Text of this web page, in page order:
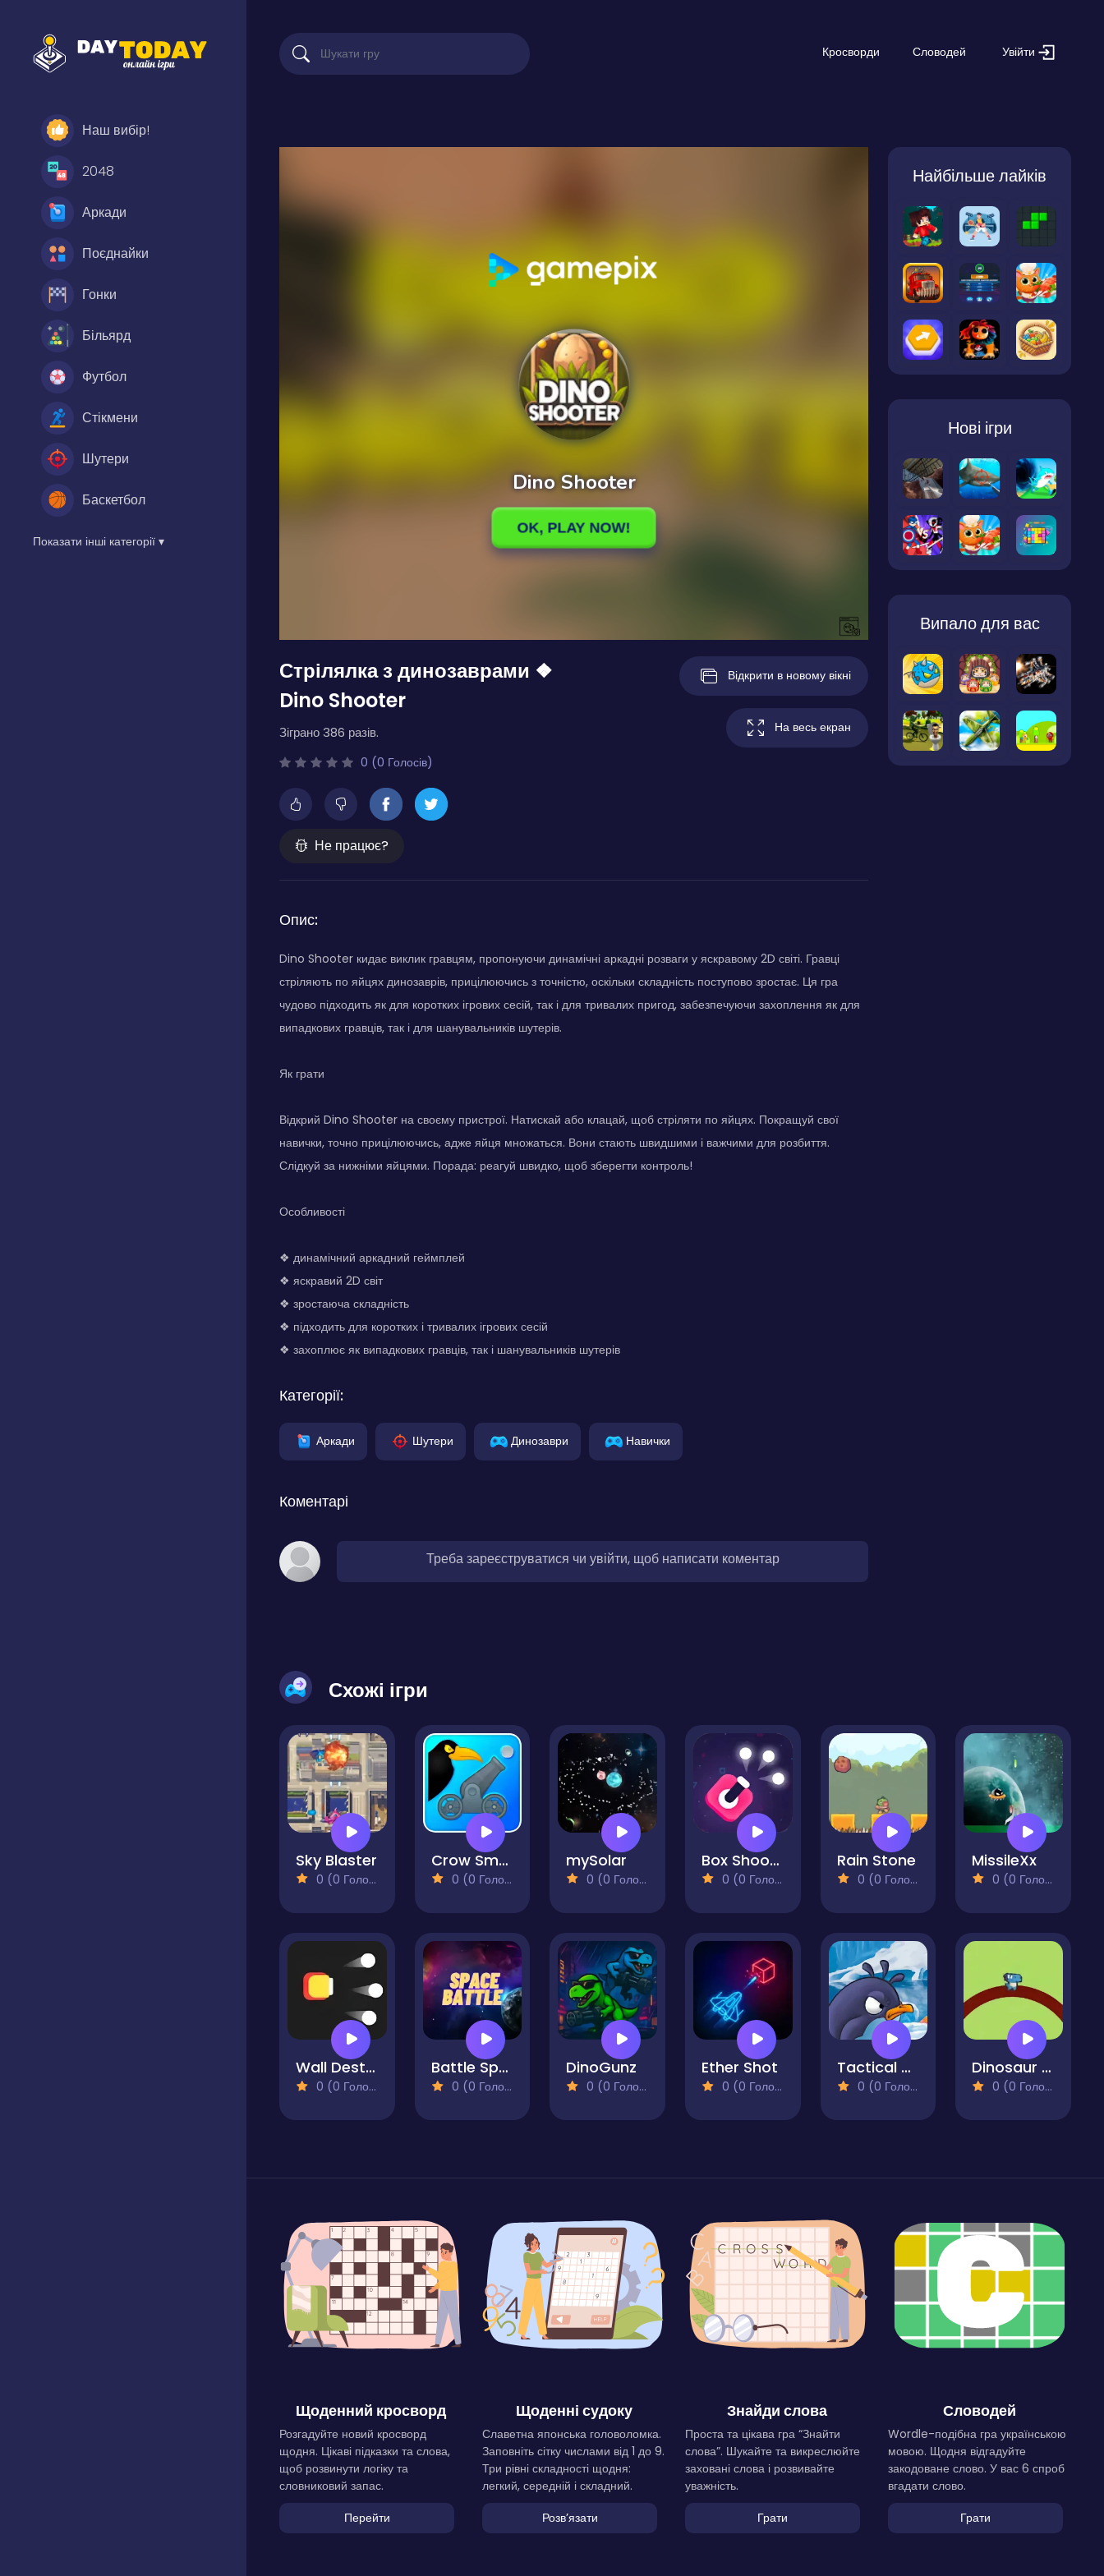
Наш вибір!
2048
Аркади
Поєднайки
Гонки
Більярд
Футбол
Стікмени
Шутери
Баскетбол
Показати інші категорії ▾
Кросворди Словодей Увійти
Стрілялка з динозаврами ❖
Dino Shooter
Зіграно 386 разів.
0 (0 Голосів)
Не працює?
Відкрити в новому вікні
На весь екран
Опис:
Dino Shooter кидає виклик гравцям, пропонуючи динамічні аркадні розваги у яскравому 2D світі. Гравці
стріляють по яйцях динозаврів, прицілюючись з точністю, оскільки складність поступово зростає. Ця гра
чудово підходить як для коротких ігрових сесій, так і для тривалих пригод, забезпечуючи захоплення як для
випадкових гравців, так і для шанувальників шутерів.
Як грати
Відкрий Dino Shooter на своєму пристрої. Натискай або клацай, щоб стріляти по яйцях. Покращуй свої
навички, точно прицілюючись, адже яйця множаться. Вони стають швидшими і важчими для розбиття.
Слідкуй за нижніми яйцями. Порада: реагуй швидко, щоб зберегти контроль!
Особливості
❖ динамічний аркадний геймплей
❖ яскравий 2D світ
❖ зростаюча складність
❖ підходить для коротких і тривалих ігрових сесій
❖ захоплює як випадкових гравців, так і шанувальників шутерів
Категорії:
Аркади Шутери Динозаври Навички
Коментарі
Треба зареєструватися чи увійти, щоб написати коментар
Найбільше лайків
Нові ігри
Випало для вас
Схожі ігри
Sky Blaster
0 (0 Голосів)
Crow Smasher
0 (0 Голосів)
mySolar
0 (0 Голосів)
Box Shooter - Blocks Shooter
0 (0 Голосів)
Rain Stone
0 (0 Голосів)
MissileXx
0 (0 Голосів)
Wall Destroyer
0 (0 Голосів)
Battle Space
0 (0 Голосів)
DinoGunz
0 (0 Голосів)
Ether Shot
0 (0 Голосів)
Tactical Penguin
0 (0 Голосів)
Dinosaur Endless
0 (0 Голосів)
Щоденний кросворд
Розгадуйте новий кросворд
щодня. Цікаві підказки та слова,
щоб розвинути логіку та
словниковий запас.
Перейти
Щоденні судоку
Славетна японська головоломка.
Заповніть сітку числами від 1 до 9.
Три рівні складності щодня:
легкий, середній і складний.
Розвʼязати
Знайди слова
Проста та цікава гра “Знайти
слова”. Шукайте та викреслюйте
заховані слова і розвивайте
уважність.
Грати
Словодей
Wordle-подібна гра українською
мовою. Щодня відгадуйте
закодоване слово. У вас 6 спроб
вгадати слово.
Грати